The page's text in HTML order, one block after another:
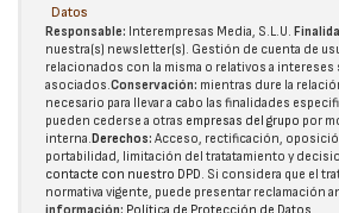
Datos
Responsable: Interempresas Media, S.L.U.
nuestra(s) newsletter(s). Gestión de cuenta de
relacionados con la misma o relativos a intereses
asociados.Conservación: mientras dure la
necesario para llevar a cabo las finalidades
pueden cederse a otras empresas del grupo por
interna.Derechos: Acceso, rectificación,
portabilidad, limitación del tratatamiento y
contacte con nuestro DPD. Si considera que el
normativa vigente, puede presentar reclamación